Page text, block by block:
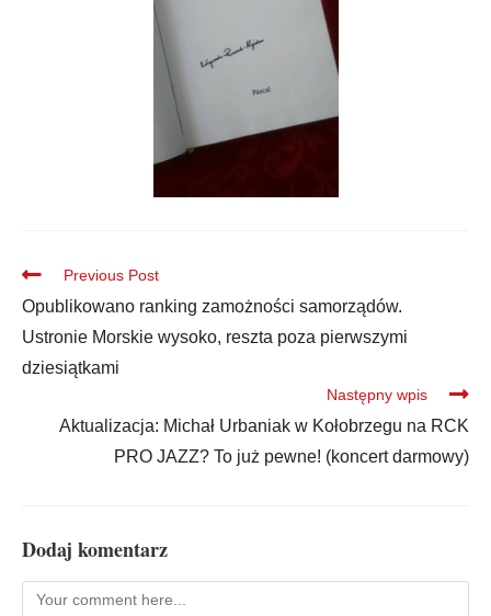
Previous Post
Opublikowano ranking zamożności samorządów.
Ustronie Morskie wysoko, reszta poza pierwszymi
dziesiątkami
Następny wpis
Aktualizacja: Michał Urbaniak w Kołobrzegu na RCK
PRO JAZZ? To już pewne! (koncert darmowy)
Dodaj komentarz